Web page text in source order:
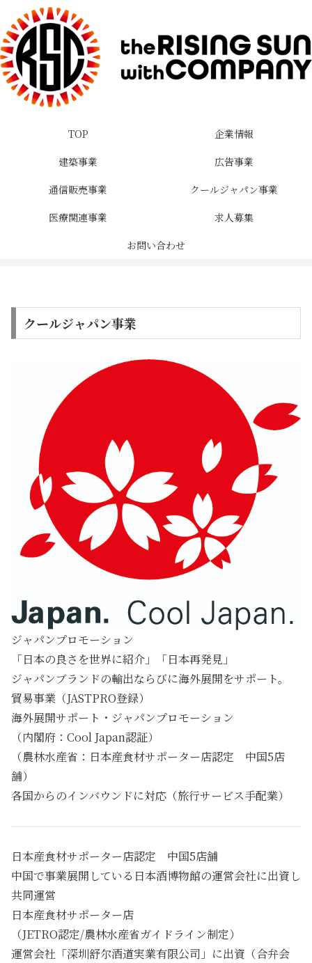
TOP
企業情報
建築事業
広告事業
通信販売事業
クールジャパン事業
医療関連事業
求人募集
お問い合わせ
クールジャパン事業
ジャパンプロモーション
「日本の良さを世界に紹介」「日本再発見」
ジャパンブランドの輸出ならびに海外展開をサポート。
貿易事業（JASTPRO登録）
海外展開サポート・ジャパンプロモーション
（内閣府：Cool Japan認証）
（農林水産省：日本産食材サポーター店認定 中国5店
舗）
各国からのインバウンドに対応（旅行サービス手配業）
日本産食材サポーター店認定 中国5店舗
中国で事業展開している日本酒博物館の運営会社に出資し
共同運営
日本産食材サポーター店
（JETRO認定/農林水産省ガイドライン制定）
運営会社「深圳舒尔酒道実業有限公司」に出資（合弁会